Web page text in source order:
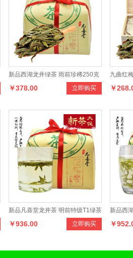
新品西湖龙井绿茶 雨前珍稀250克
老茶树传统纸包装茶叶 立即购买
￥378.00
九曲红
叶
￥
新品凡喜堂龙井茶 明前特级T1绿茶
250克纸包装茶叶 立即购买
￥936.00
新品西
克传统
￥